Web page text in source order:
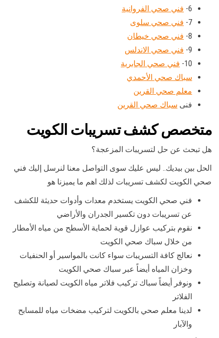
6- فني صحي الفروانية
7- فني صحي سلوى
8- فني صحي خيطان
9- فني صحي الاندلس
10- فني صحي الجابرية
سباك صحي الأحمدي
معلم صحي القرين
فنى سباك صحي القرين
متخصص كشف تسريبات الكويت
هل تبحث عن حل لتسريبات المزعجة؟
الحل بين بيديك.. ليس عليك سوى التواصل معنا لنرسل إليك فني
صحي الكويت لكشف تسريبات لذلك اهم ما يميزنا هو
فني صحي الكويت يستخدم معدات وأدوات حديثة للكشف
عن تسريبات دون تكسير الجدران والأراضي
نقوم بتركيب عوازل قوية لحماية الأسطح من مياه الأمطار
من خلال سباك صحي الكويت
نعالج كافة التسريبات سواء كانت بالمواسير أو الحنفيات
وخزان المياه أيضاً عبر سباك صحي الكويت
ونوفر أيضاً سباك تركيب فلاتر مياه الكويت لصيانة وتصليح
الفلاتر
لدينا معلم صحي بالكويت لتركيب مضخات مياه للمسابح
والآبار